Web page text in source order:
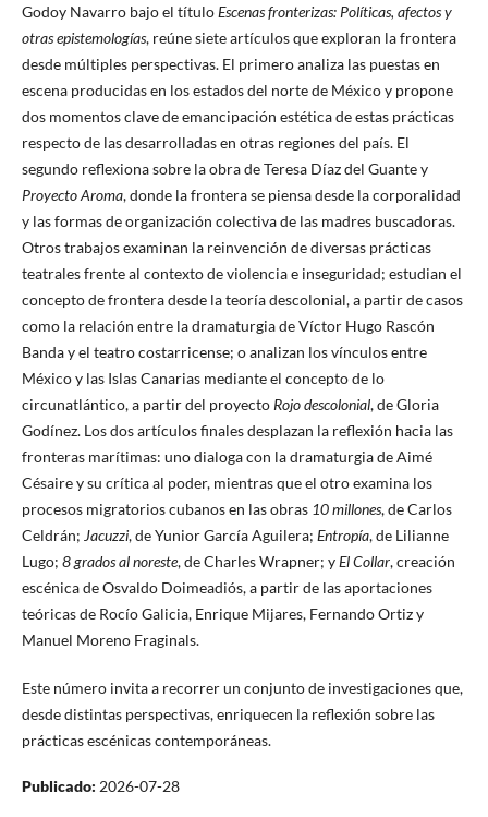
Godoy Navarro bajo el títuloEscenas fronterizas: Políticas, afectos y
otras epistemologías, reúne siete artículos que exploran la frontera
desde múltiples perspectivas. El primero analiza las puestas en
escena producidas en los estados del norte de México y propone
dos momentos clave de emancipación estética de estas prácticas
respecto de las desarrolladas en otras regiones del país. El
segundo reflexiona sobre la obra de Teresa Díaz del Guante y
Proyecto Aroma, donde la frontera se piensa desde la corporalidad
y las formas de organización colectiva de las madres buscadoras.
Otros trabajos examinan la reinvención de diversas prácticas
teatrales frente al contexto de violencia e inseguridad; estudian el
concepto de frontera desde la teoría descolonial, a partir de casos
como la relación entre la dramaturgia de Víctor Hugo Rascón
Banda y el teatro costarricense; o analizan los vínculos entre
México y las Islas Canarias mediante el concepto de lo
circunatlántico, a partir del proyecto Rojo descolonial, de Gloria
Godínez. Los dos artículos finales desplazan la reflexión hacia las
fronteras marítimas: uno dialoga con la dramaturgia de Aimé
Césaire y su crítica al poder, mientras que el otro examina los
procesos migratorios cubanos en las obras 10 millones, de Carlos
Celdrán; Jacuzzi, de Yunior García Aguilera; Entropía, de Lilianne
Lugo; 8 grados al noreste, de Charles Wrapner; yEl Collar, creación
escénica de Osvaldo Doimeadiós, a partir de las aportaciones
teóricas de Rocío Galicia, Enrique Mijares, Fernando Ortiz y
Manuel Moreno Fraginals.
Este número invita a recorrer un conjunto de investigaciones que,
desde distintas perspectivas, enriquecen la reflexión sobre las
prácticas escénicas contemporáneas.
Publicado: 2026-07-28